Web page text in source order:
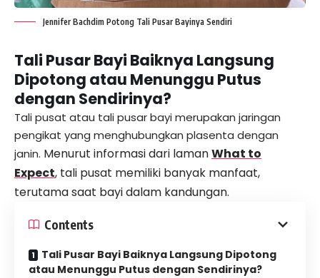
Jennifer Bachdim Potong Tali Pusar Bayinya Sendiri
Tali Pusar Bayi Baiknya Langsung
Dipotong atau Menunggu Putus
dengan Sendirinya?
Tali pusat atau tali pusar bayi merupakan jaringan
pengikat yang menghubungkan plasenta dengan
janin. Menurut informasi dari lamanWhat to
Expect, tali pusat memiliki banyak manfaat,
terutama saat bayi dalam kandungan.
Contents
Tali Pusar Bayi Baiknya Langsung Dipotong
atau Menunggu Putus dengan Sendirinya?